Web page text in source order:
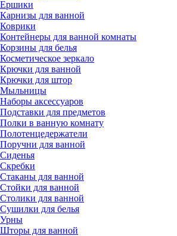
Ершики
Карнизы для ванной
Коврики
Контейнеры для ванной комнаты
Корзины для белья
Косметическое зеркало
Крючки для ванной
Крючки для штор
Мыльницы
Наборы аксессуаров
Подставки для предметов
Полки в ванную комнату
Полотенцедержатели
Поручни для ванной
Сиденья
Скребки
Стаканы для ванной
Стойки для ванной
Столики для ванной
Сушилки для белья
Урны
Шторы для ванной